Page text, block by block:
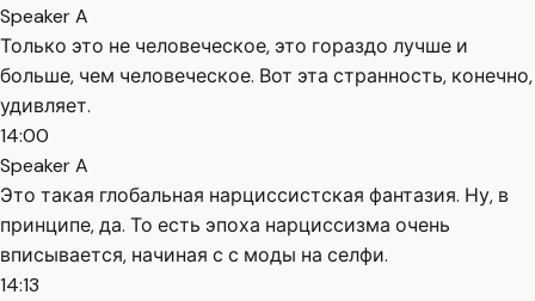
Speaker A
Только это не человеческое, это гораздо лучше и
больше, чем человеческое. Вот эта странность, конечно,
удивляет.
14:00
Speaker A
Это такая глобальная нарциссистская фантазия. Ну, в
принципе, да. То есть эпоха нарциссизма очень
вписывается, начиная с с моды на селфи.
14:13